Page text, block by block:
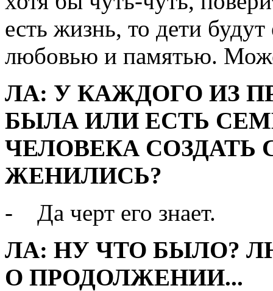
есть жизнь, то дети
любовью и памятью.
ЛА: У КАЖДОГО ИЗ
БЫЛА ИЛИ ЕСТЬ
ЧЕЛОВЕКА
ЖЕНИЛИСЬ?
- Да черт его знает.
ЛА: НУ ЧТО БЫЛО?
О ПРОДОЛЖЕНИИ...